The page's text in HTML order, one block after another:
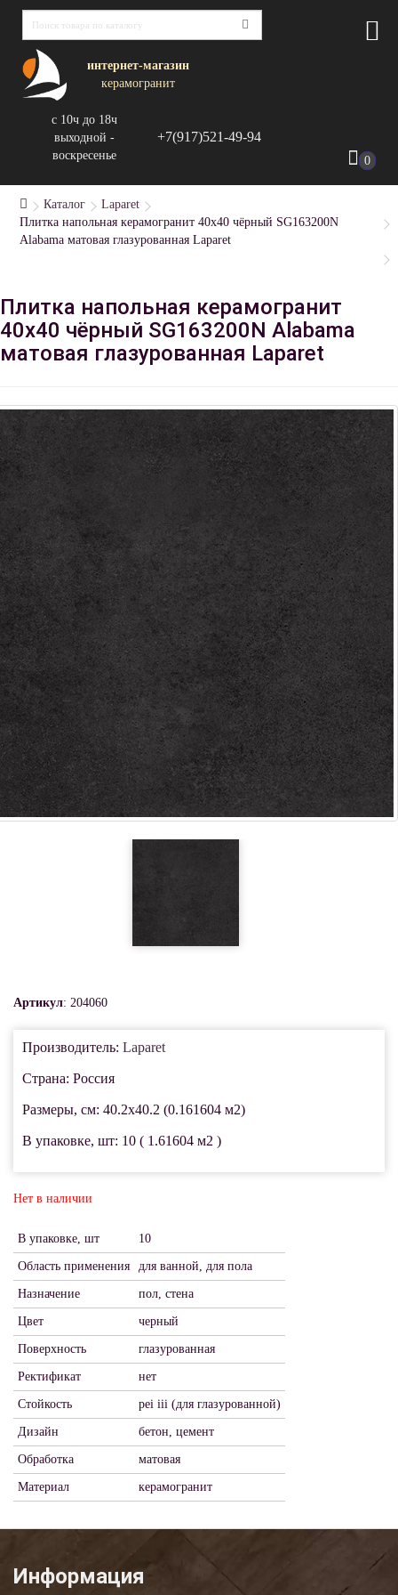
интернет-магазин
керамогранит
с 10ч до 18ч
выходной -
воскресенье
+7(917)521-49-94
0
Каталог
Laparet
Плитка напольная керамогранит 40x40 чёрный SG163200N
Alabama матовая глазурованная Laparet
Плитка напольная керамогранит
40x40 чёрный SG163200N Alabama
матовая глазурованная Laparet
Артикул: 204060
Производитель: Laparet
Страна: Россия
Размеры, см: 40.2x40.2 (0.161604 м2)
В упаковке, шт: 10 ( 1.61604 м2 )
Нет в наличии
В упаковке, шт 10
Область применения для ванной, для пола
Назначение пол, стена
Цвет черный
Поверхность глазурованная
Ректификат нет
Стойкость pei iii (для глазурованной)
Дизайн бетон, цемент
Обработка матовая
Материал керамогранит
Информация